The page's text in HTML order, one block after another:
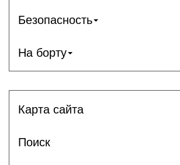
Безопасность
На борту
Карта сайта
Поиск